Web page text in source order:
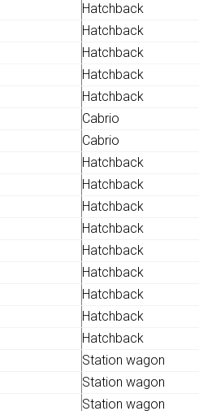
Hatchback
Hatchback
Hatchback
Hatchback
Hatchback
Cabrio
Cabrio
Hatchback
Hatchback
Hatchback
Hatchback
Hatchback
Hatchback
Hatchback
Hatchback
Hatchback
Station wagon
Station wagon
Station wagon